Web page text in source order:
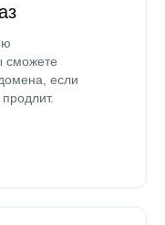
сможете
если